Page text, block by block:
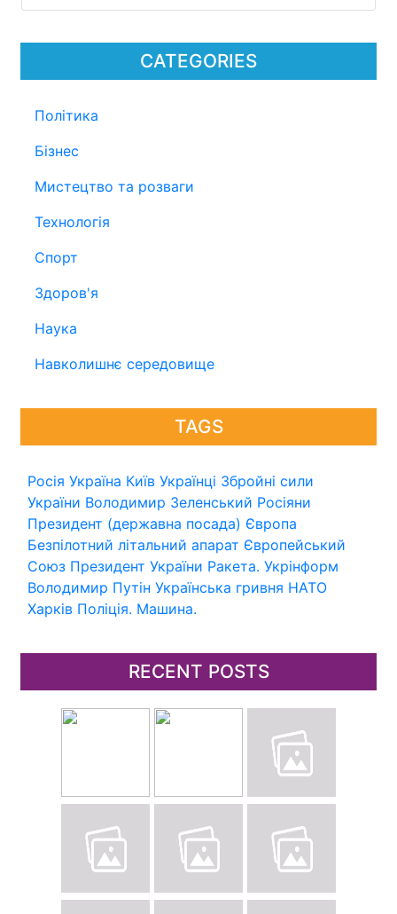
CATEGORIES
Політика
Бізнес
Мистецтво та розваги
Технологія
Спорт
Здоров'я
Наука
Навколишнє середовище
TAGS
Росія Україна Київ Українці Збройні сили
України Володимир Зеленський Росіяни
Президент (державна посада) Європа
Безпілотний літальний апарат Європейський
Союз Президент України Ракета. Укрінформ
Володимир Путін Українська гривня НАТО
Харків Поліція. Машина.
RECENT POSTS